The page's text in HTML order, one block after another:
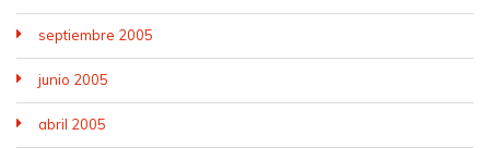
septiembre 2005
junio 2005
abril 2005